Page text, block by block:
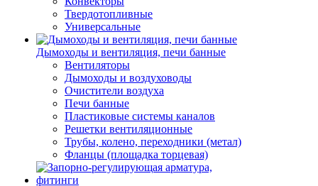
Твердотопливные
Универсальные
Дымоходы и вентиляция, печи банные
Вентиляторы
Дымоходы и воздуховоды
Очистители воздуха
Печи банные
Пластиковые системы каналов
Решетки вентиляционные
Трубы, колено, переходники (метал)
Фланцы (площадка торцевая)